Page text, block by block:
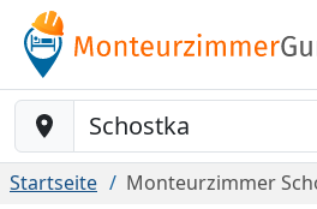
Baustelle-Location
Startseite Monteurzimmer